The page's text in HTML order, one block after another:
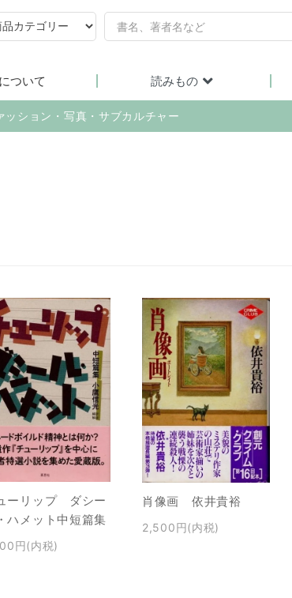
ついて 読みもの
ション・写真・サブカルチャー
ーリップ ダシー
ハメット中短篇集
円(内税)
肖像画 依井貴裕
2,500円(内税)